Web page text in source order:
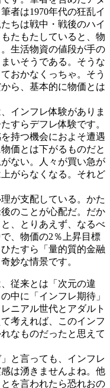
者は1970年代の狂乱イ
ちは戦中・戦後のハイ
たもたしていると、物
生活物資の値段が手の
いそうである。そうな
おかなくっちゃ。そう
ら、基本的に物価とは
インフレ体験がありま
すらデフレ体験です。
持つ機会におよそ遭遇
価とは下がるものだと
ない。人々が買い急が
がらなくなる。それど
が支配している。かた
のことが心配だ。だか
、とりあえず、なるべ
、物価の2％上昇目標
たすら「量的質的金融
妙な情景です。
従来とは「次元の違
中に「インフレ期待」
ニアル世代とアダルト
考えれば、このインフ
なものだったと思えて
と言っても、インフレ
は湧きませんよね。他
を言われたら恐れおの